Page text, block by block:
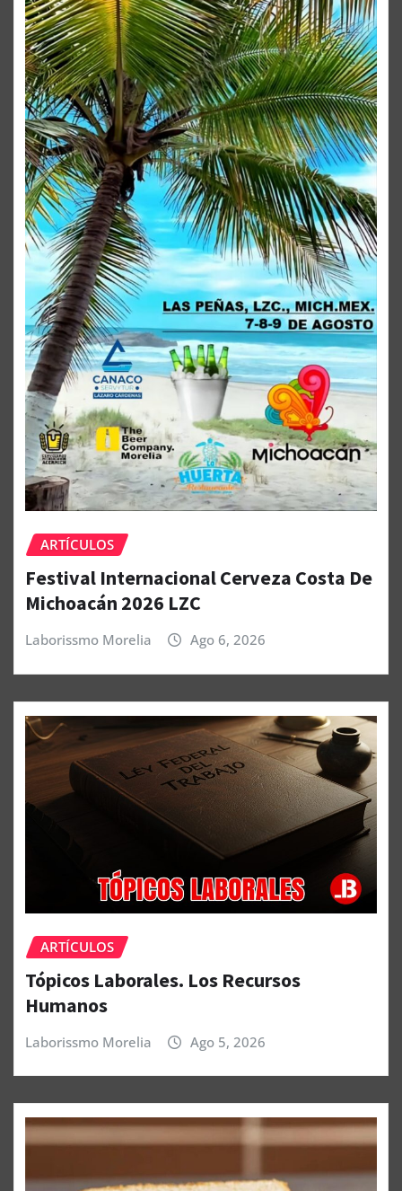
ARTÍCULOS
Festival Internacional Cerveza Costa De
Michoacán 2026 LZC
Laborissmo Morelia Ago 6, 2026
ARTÍCULOS
Tópicos Laborales. Los Recursos
Humanos
Laborissmo Morelia Ago 5, 2026